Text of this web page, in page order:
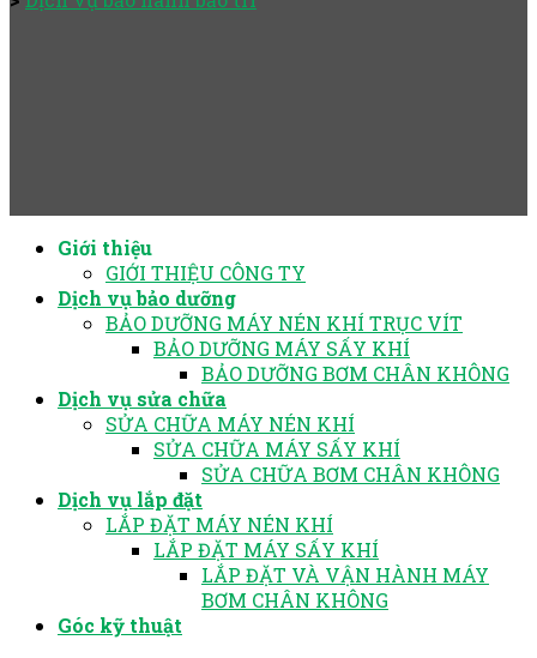
Giới thiệu
GIỚI THIỆU CÔNG TY
Dịch vụ bảo dưỡng
BẢO DƯỠNG MÁY NÉN KHÍ TRỤC VÍT
BẢO DƯỠNG MÁY SẤY KHÍ
BẢO DƯỠNG BƠM CHÂN KHÔNG
Dịch vụ sửa chữa
SỬA CHỮA MÁY NÉN KHÍ
SỬA CHỮA MÁY SẤY KHÍ
SỬA CHỮA BƠM CHÂN KHÔNG
Dịch vụ lắp đặt
LẮP ĐẶT MÁY NÉN KHÍ
LẮP ĐẶT MÁY SẤY KHÍ
LẮP ĐẶT VÀ VẬN HÀNH MÁY
BƠM CHÂN KHÔNG
Góc kỹ thuật